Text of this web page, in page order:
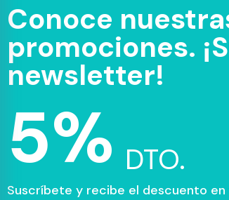
Conoce
promociones.
newsletter!
5% DTO.
Suscríbete y recibe el descuento